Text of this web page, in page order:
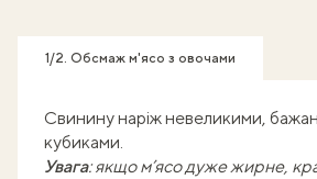
1/2. Обсмаж м'ясо з овочами
Свинину наріж невеликими,
кубиками.
Увага: якщо м’ясо дуже жирне,